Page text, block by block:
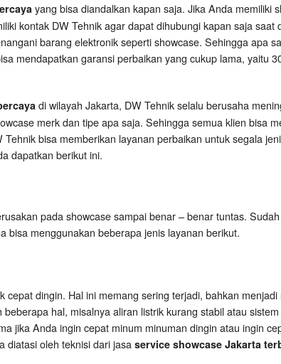
yang bisa diandalkan kapan saja. Jika Anda memiliki
kontak DW Tehnik agar dapat dihubungi kapan saja saat
barang elektronik seperti showcase. Sehingga apa
mendapatkan garansi perbaikan yang cukup lama, yaitu
di wilayah Jakarta, DW Tehnik selalu berusaha
merk dan tipe apa saja. Sehingga semua klien bisa
bisa memberikan layanan perbaikan untuk segala
dapatkan berikut ini.
pada showcase sampai benar – benar tuntas.
bisa menggunakan beberapa jenis layanan berikut.
dingin. Hal ini memang sering terjadi, bahkan menjadi
hal, misalnya aliran listrik kurang stabil atau
jika Anda ingin cepat minum minuman dingin atau ingin
diatasi oleh teknisi dari jasa service showcase Jakarta